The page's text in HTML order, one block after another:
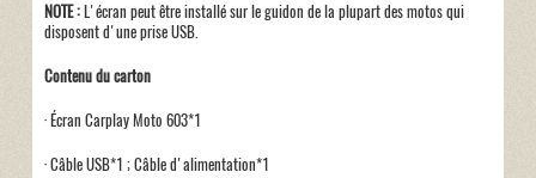
NOTE :L'écran peut être installé sur le guidon de la plupart des motos qui
disposent d'une prise USB.
Contenu du carton
· Écran Carplay Moto 603*1
· Câble USB*1 ; Câble d'alimentation*1